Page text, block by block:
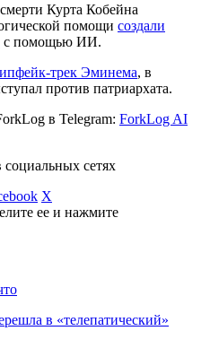
Курта Кобейна
помощи создали
с помощью ИИ.
трек Эминема, в
против патриархата.
в Telegram: ForkLog AI
сетях
X
ее и нажмите
в «телепатический»